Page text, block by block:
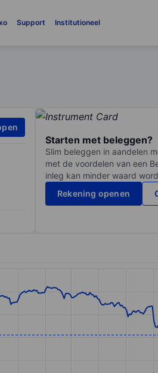
Support Institutioneel
Starten met beleggen?
Slim beleggen in aandelen
met de voordelen van een
inleg kan minder waard
Rekening openen